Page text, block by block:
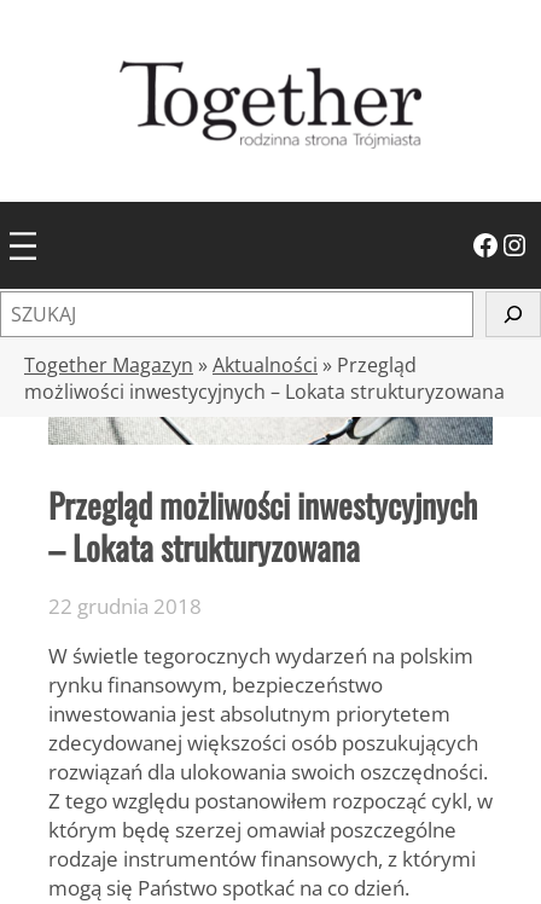
Facebook Instagram
z
Together Magazyn »Aktualności » Przegląd
możliwości inwestycyjnych – Lokata strukturyzowana
Przegląd możliwości inwestycyjnych
– Lokata strukturyzowana
22 grudnia 2018
W świetle tegorocznych wydarzeń na polskim
rynku finansowym, bezpieczeństwo
inwestowania jest absolutnym priorytetem
zdecydowanej większości osób poszukujących
rozwiązań dla ulokowania swoich oszczędności.
Z tego względu postanowiłem rozpocząć cykl, w
którym będę szerzej omawiał poszczególne
rodzaje instrumentów finansowych, z którymi
mogą się Państwo spotkać na co dzień.